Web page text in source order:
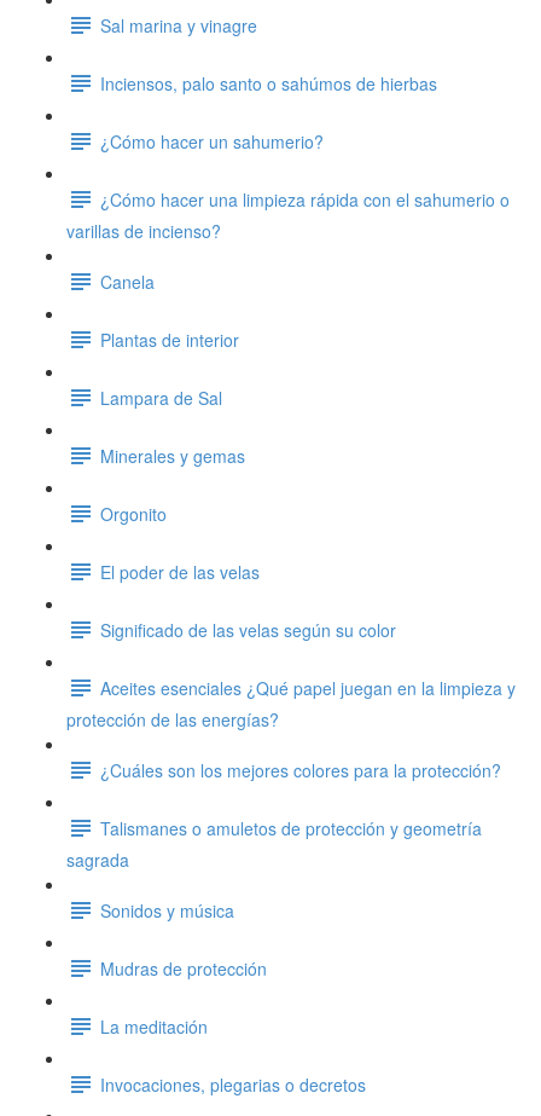
Sal marina y vinagre
Inciensos, palo santo o sahúmos de hierbas
¿Cómo hacer un sahumerio?
¿Cómo hacer una limpieza rápida con el sahumerio o
varillas de incienso?
Canela
Plantas de interior
Lampara de Sal
Minerales y gemas
Orgonito
El poder de las velas
Significado de las velas según su color
Aceites esenciales ¿Qué papel juegan en la limpieza y
protección de las energías?
¿Cuáles son los mejores colores para la protección?
Talismanes o amuletos de protección y geometría
sagrada
Sonidos y música
Mudras de protección
La meditación
Invocaciones, plegarias o decretos